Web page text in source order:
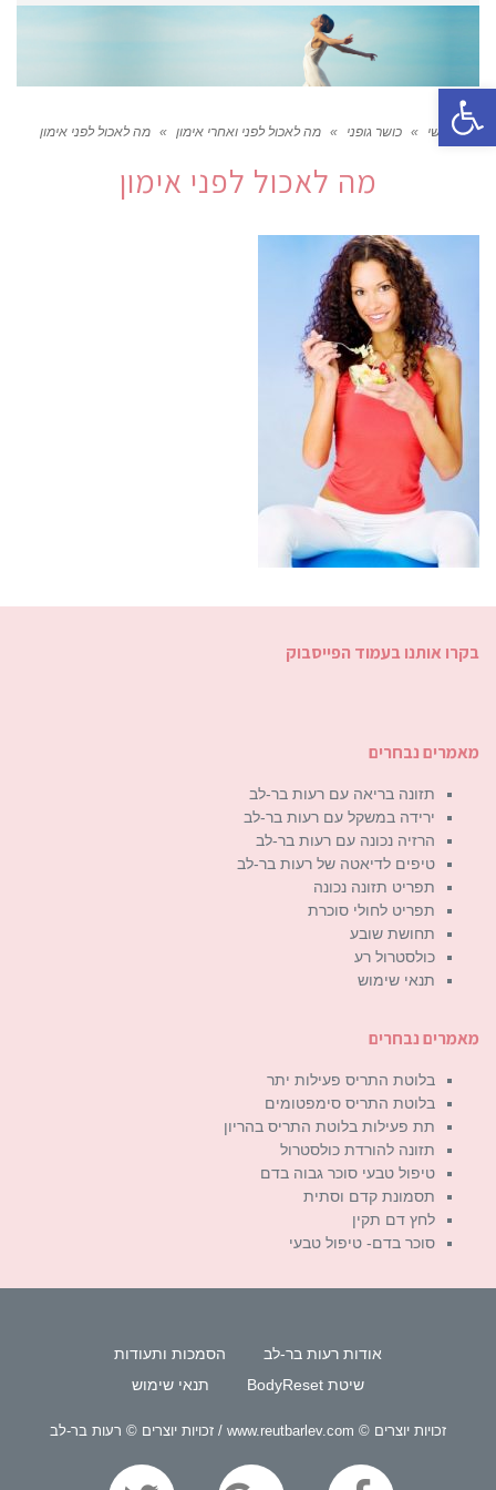
פתח סרגל נגישות
ראשי » כושר גופני » מה לאכול לפני ואחרי אימון » מה לאכול לפני אימון
מה לאכול לפני אימון
בקרו אותנו בעמוד הפייסבוק
מאמרים נבחרים
תזונה בריאה עם רעות בר-לב
ירידה במשקל עם רעות בר-לב
הרזיה נכונה עם רעות בר-לב
טיפים לדיאטה של רעות בר-לב
תפריט תזונה נכונה
תפריט לחולי סוכרת
תחושת שובע
כולסטרול רע
תנאי שימוש
מאמרים נבחרים
בלוטת התריס פעילות יתר
בלוטת התריס סימפטומים
תת פעילות בלוטת התריס בהריון
תזונה להורדת כולסטרול
טיפול טבעי סוכר גבוה בדם
תסמונת קדם וסתית
לחץ דם תקין
סוכר בדם- טיפול טבעי
אודות רעות בר-לב
הסמכות ותעודות
שיטת BodyReset
תנאי שימוש
זכויות יוצרים © www.reutbarlev.com / זכויות יוצרים © רעות בר-לב